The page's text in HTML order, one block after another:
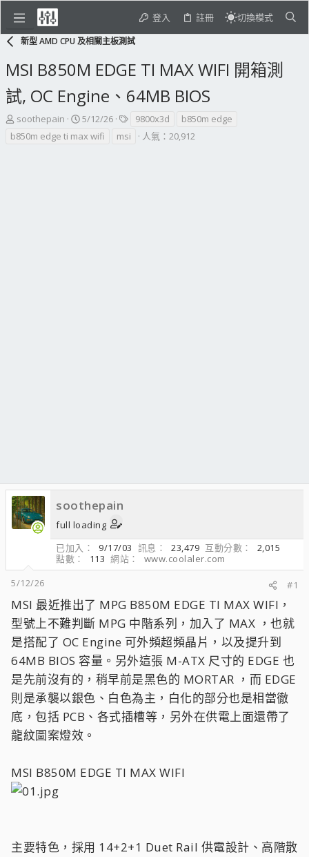
登入 註冊 切換模式
新型 AMD CPU 及相關主板測試
MSI B850M EDGE TI MAX WIFI 開箱測
試, OC Engine、64MB BIOS
主
題
soothepain
開
5/12/26
標
籤
9800x3d
b850m edge
b850m edge ti max wifi
msi 人氣：20,912
soothepain
full loading
已加入
9/17/03 訊息 23,479 互動分數
2,015
點數
113 網站
www.coolaler.com
5/12/26
#1
MSI 最近推出了 MPG B850M EDGE TI MAX WIFI，
型號上不難判斷 MPG 中階系列，加入了 MAX ，也就
是搭配了 OC Engine 可外頻超頻晶片，以及提升到
64MB BIOS 容量。另外這張 M-ATX 尺寸的 EDGE 也
是先前沒有的，稍早前是黑色的 MORTAR ，而 EDGE
則是承襲以銀色、白色為主，白化的部分也是相當徹
底，包括 PCB、各式插槽等，另外在供電上面還帶了
龍紋圖案燈效。
MSI B850M EDGE TI MAX WIFI
主要特色，採用 14+2+1 Duet Rail 供電設計、高階散